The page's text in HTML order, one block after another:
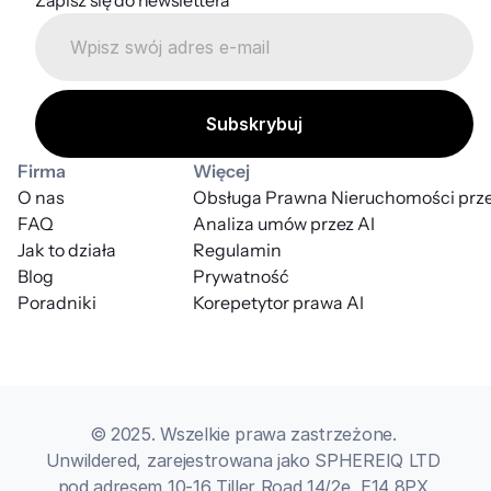
Firma
O nas
FAQ
Jak to działa
Blog
Poradniki
Więcej
Regulamin
Analiza umów przez AI
Korepetytor prawa AI
Prywatność
Obsługa Prawna Nieruchomości
© 2025. Wszelkie prawa zastrzeżone.
Unwildered, zarejestrowana jako SPHEREIQ LTD
pod adresem 10-16 Tiller Road 14/2e, E14 8PX